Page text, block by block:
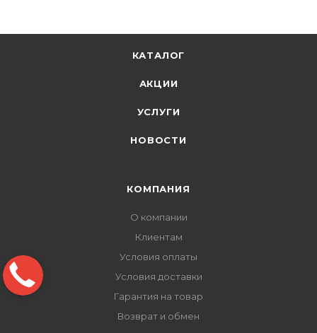
КАТАЛОГ
АКЦИИ
УСЛУГИ
НОВОСТИ
КОМПАНИЯ
О компании
Клиентам
Условия оплаты
Условия доставки
Гарантия на товар
Возврат и обмен